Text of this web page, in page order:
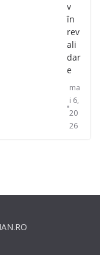
v
în
rev
ali
dar
e
ma
i 6,
20
26